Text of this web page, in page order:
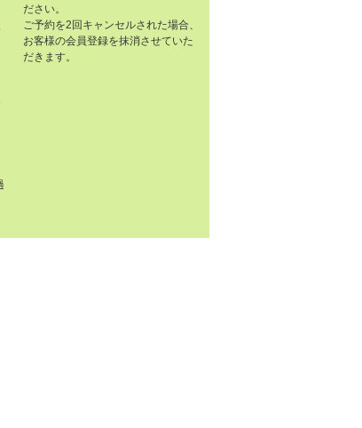
ださい。
ご予約を2回キャンセルされた場合、
お客様の会員登録を抹消させていた
だきます。